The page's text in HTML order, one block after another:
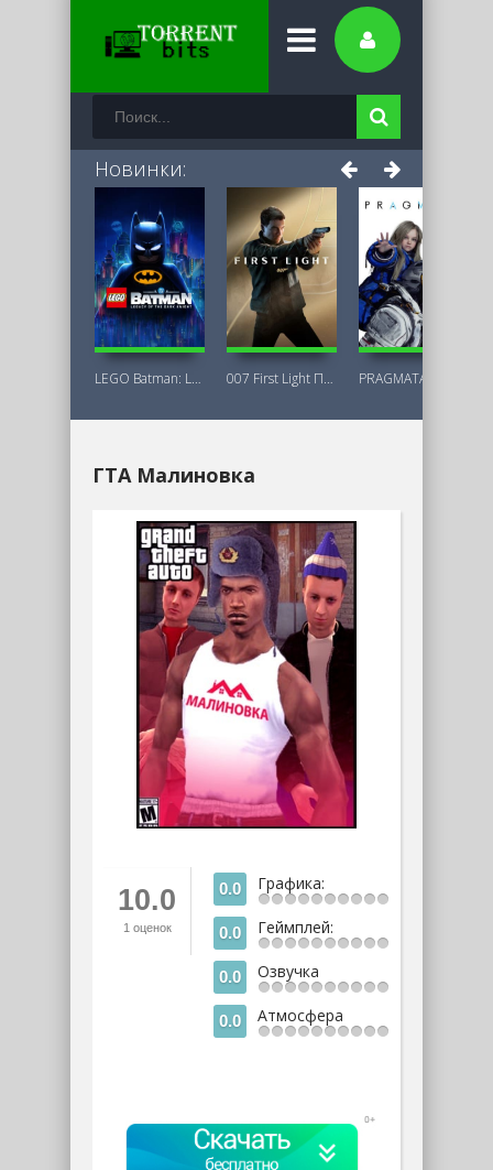
Новинки:
LEGO Batman: Legacy of the Dark Knight 007 First Light Последняя Версия
ГТА Малиновка
10.0
1 оценок
0.0 Графика:
0.0 Геймплей:
0.0 Озвучка
0.0 Атмосфера